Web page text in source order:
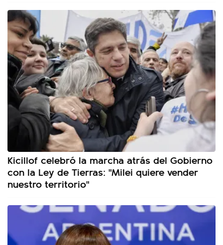
Kicillof celebró la marcha atrás del Gobierno
con la Ley de Tierras: "Milei quiere vender
nuestro territorio"